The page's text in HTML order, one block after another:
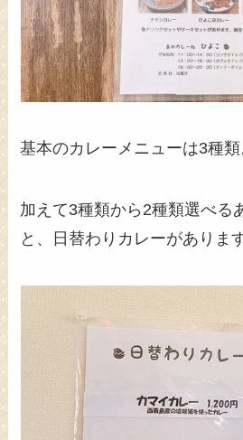
基本のカレーメニューは3種類
加えて3種類から2種類選べる
と、日替わりカレーがあります